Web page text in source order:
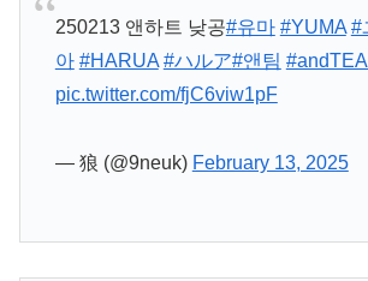
250213 앤하트 낮공#유마 #YUMA #
아 #HARUA #ハルア#앤팀
pic.twitter.com/fjC6viw1pF
— 狼 (@9neuk) February 13, 2025